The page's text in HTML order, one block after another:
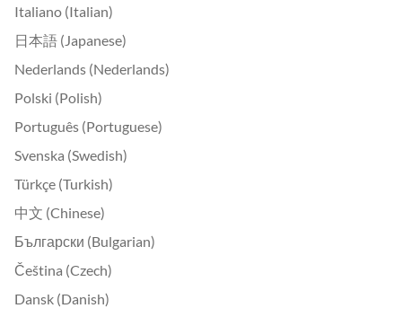
Italiano (Italian)
日本語 (Japanese)
Nederlands (Nederlands)
Polski (Polish)
Português (Portuguese)
Svenska (Swedish)
Türkçe (Turkish)
中文 (Chinese)
Български (Bulgarian)
Čeština (Czech)
Dansk (Danish)